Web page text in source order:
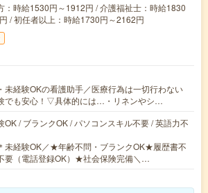
：時給1530円～1912円 / 介護福祉士：時給1830
/ 初任者以上：時給1730円～2162円
未経験OKの看護助手／医療行為は一切行わない
でも安心！▽具体的には…・リネンやシ…
OK / ブランクOK / パソコンスキル不要 / 英語力不
未経験OK／★年齢不問・ブランクOK★履歴書不
要（電話登録OK）★社会保険完備＼…